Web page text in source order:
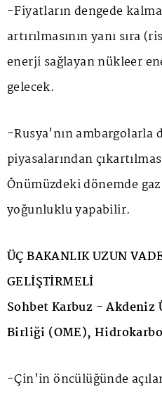
-Fiyatların dengede
artırılmasının yanı sıra
enerji sağlayan nükleer
gelecek.
-Rusya'nın ambargolarla
piyasalarından
Önümüzdeki dönemde
yoğunluklu yapabilir.
ÜÇ BAKANLIK UZUN
GELİŞTİRMELİ
Sohbet Karbuz -
Birliği (OME),
-Çin'in öncülüğünde